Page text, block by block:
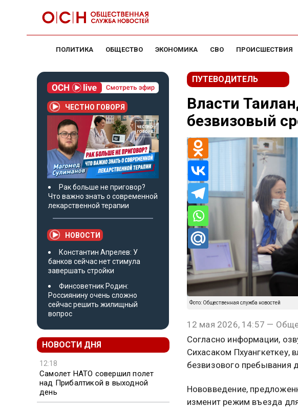
ПОЛИТИКА ОБЩЕСТВО ЭКОНОМИКА СВО ПРОИСШЕСТВИЯ
ЧЕСТНО ГОВОРЯ
Рак больше не приговор?
Что важно знать о современной
лекарственной терапии
НОВОСТИ
Константин Апрелев: У
банков сейчас нет стимула
завершать стройки
Финсоветник Родин:
Россиянину очень сложно
сейчас решить жилищный
вопрос
НОВОСТИ ДНЯ
12:18
Самолет НАТО совершил полет
над Прибалтикой в выходной
день
ПУТЕВОДИТЕЛЬ
Власти
безвизовый
Фото: Общественная служба новостей
12 мая 2026, 14:57 —
Согласно информации,
Сихасаком Пхуангкеткеу,
безвизового пребывания
Нововведение,
изменит режим въезда